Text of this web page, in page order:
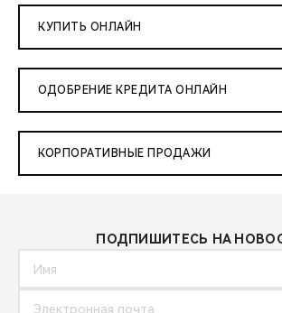
КУПИТЬ ОНЛАЙН
ОДОБРЕНИЕ КРЕДИТА ОНЛАЙН
КОРПОРАТИВНЫЕ ПРОДАЖИ
ПОДПИШИТЕСЬ НА